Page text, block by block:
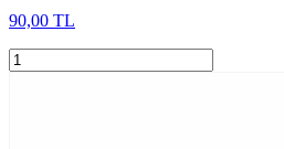
90,00 TL